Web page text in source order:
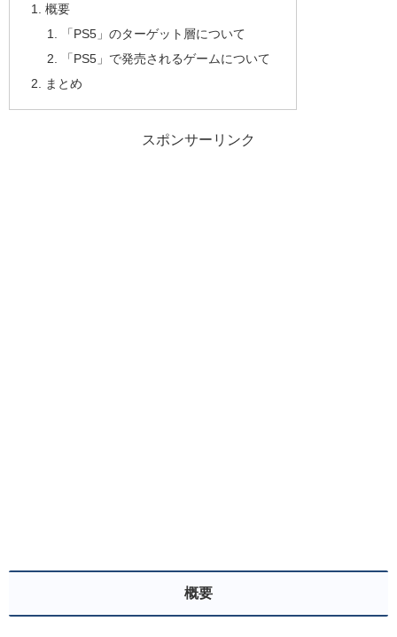
概要
「PS5」のターゲット層について
「PS5」で発売されるゲームについて
まとめ
スポンサーリンク
概要